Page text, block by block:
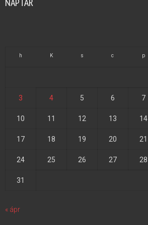
h K s c p
3 4 5 6 7
10 11 12 13 14
17 18 19 20 21
24 25 26 27 28
31
« ápr